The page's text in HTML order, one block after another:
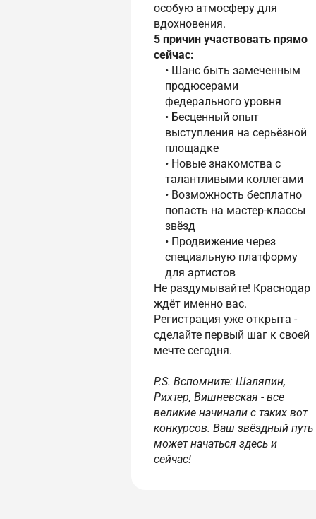
особую атмосферу для
вдохновения.
5 причин участвовать прямо
сейчас:
• Шанс быть замеченным
продюсерами
федерального уровня
• Бесценный опыт
выступления на серьёзной
площадке
• Новые знакомства с
талантливыми коллегами
• Возможность бесплатно
попасть на мастер-классы
звёзд
• Продвижение через
специальную платформу
для артистов
Не раздумывайте! Краснодар
ждёт именно вас.
Регистрация уже открыта -
сделайте первый шаг к своей
мечте сегодня.
P.S. Вспомните: Шаляпин,
Рихтер, Вишневская - все
великие начинали с таких вот
конкурсов. Ваш звёздный путь
может начаться здесь и
сейчас!